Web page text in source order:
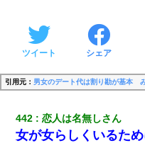
ツイート シェア
引用元： 男女のデート代は割り勘が基本
442 恋人は名無しさん
女が女らしくいるた